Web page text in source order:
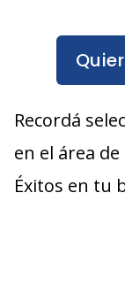
Recordá
en el área
Éxitos en tu